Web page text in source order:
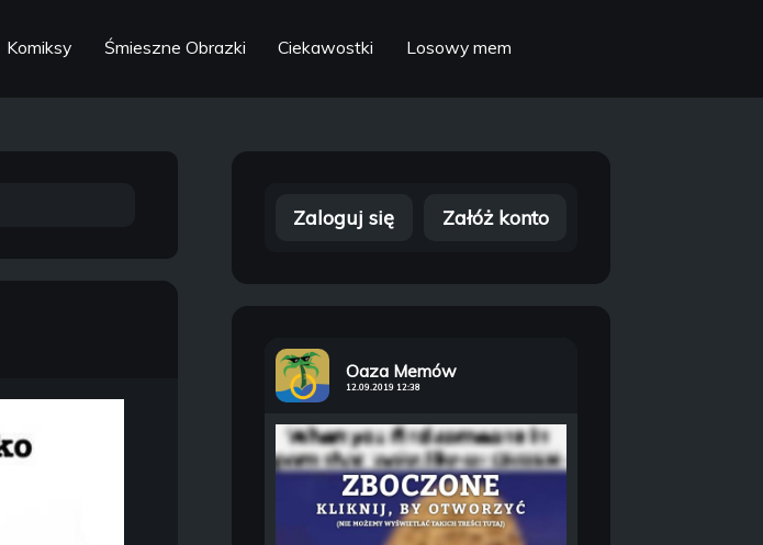
Komiksy Śmieszne Obrazki Ciekawostki Losowy mem
Zaloguj się Załóż konto
Oaza Memów
12.09.2019 12:38